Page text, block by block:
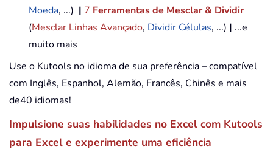
Moeda, ...) | 7 Ferramentas de Mesclar & Dividir
(Mesclar Linhas Avançado, Dividir Células, ...) | ...e
muito mais
Use o Kutools no idioma de sua preferência – compatível
com Inglês, Espanhol, Alemão, Francês, Chinês e mais
de40 idiomas!
Impulsione suas habilidades no Excel com Kutools
para Excel e experimente uma eficiência